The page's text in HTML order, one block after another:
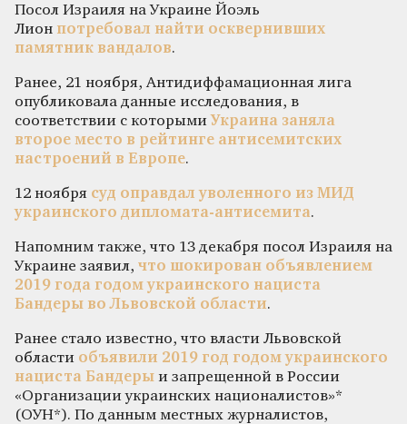
Посол Израиля на Украине Йоэль
Лион потребовал найти осквернивших
памятник вандалов.
Ранее, 21 ноября, Антидиффамационная лига
опубликовала данные исследования, в
соответствии с которыми Украина заняла
второе место в рейтинге антисемитских
настроений в Европе.
12 ноября суд оправдал уволенного из МИД
украинского дипломата-антисемита.
Напомним также, что 13 декабря посол Израиля на
Украине заявил, что шокирован объявлением
2019 года годом украинского нациста
Бандеры во Львовской области.
Ранее стало известно, что власти Львовской
области объявили 2019 год годом украинского
нациста Бандеры и запрещенной в России
«Организации украинских националистов»*
(ОУН*). По данным местных журналистов,